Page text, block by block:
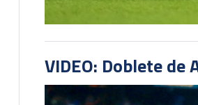
VIDEO: Doblete de